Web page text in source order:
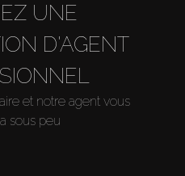
UNE
D'AGENT
et notre agent vous
sous peu